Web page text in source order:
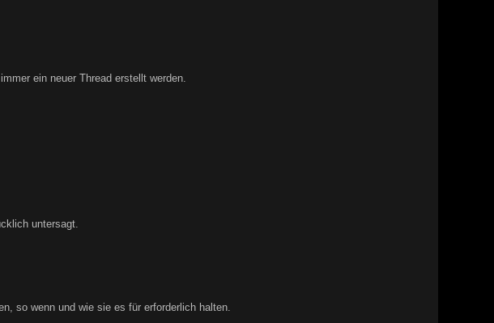
ein neuer Thread erstellt werden.
untersagt.
so wenn und wie sie es für erforderlich halten.